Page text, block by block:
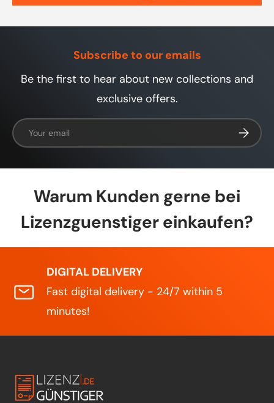
Subscribe to our emails
Be the first to hear about new collections and
exclusive offers.
Email
Warum Kunden gerne bei
Lizenzguenstiger einkaufen?
DIGITAL DELIVERY
Fast digital delivery - 24/7 within 5
minutes!